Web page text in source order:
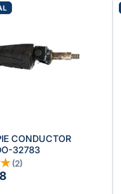
CONDUCTOR
32783
★ (2)